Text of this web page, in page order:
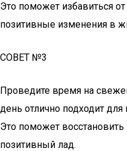
Это поможет избавиться
позитивные изменения в
СОВЕТ №3
Проведите время на
день отлично подходит для
Это поможет восстановить
позитивный лад.